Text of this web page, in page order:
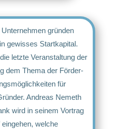
gründen
gewisses Startkapital.
letzte Veranstaltung der
dem Thema der Förder-
für
Andreas Nemeth
wird in seinem Vortrag
eingehen, welche